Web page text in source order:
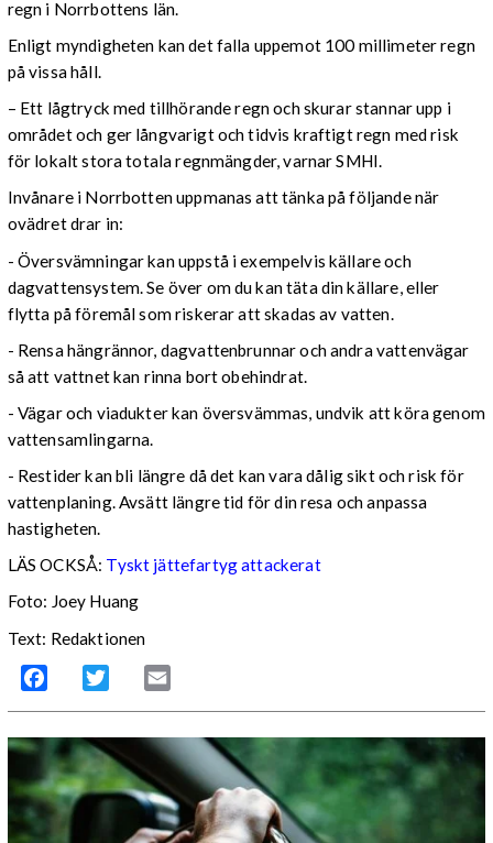
regn i Norrbottens län.
Enligt myndigheten kan det falla uppemot 100 millimeter regn
på vissa håll.
– Ett lågtryck med tillhörande regn och skurar stannar upp i
området och ger långvarigt och tidvis kraftigt regn med risk
för lokalt stora totala regnmängder, varnar SMHI.
Invånare i Norrbotten uppmanas att tänka på följande när
ovädret drar in:
- Översvämningar kan uppstå i exempelvis källare och
dagvattensystem. Se över om du kan täta din källare, eller
flytta på föremål som riskerar att skadas av vatten.
- Rensa hängrännor, dagvattenbrunnar och andra vattenvägar
så att vattnet kan rinna bort obehindrat.
- Vägar och viadukter kan översvämmas, undvik att köra genom
vattensamlingarna.
- Restider kan bli längre då det kan vara dålig sikt och risk för
vattenplaning. Avsätt längre tid för din resa och anpassa
hastigheten.
LÄS OCKSÅ: Tyskt jättefartyg attackerat
Foto: Joey Huang
Text: Redaktionen
Facebook Twitter